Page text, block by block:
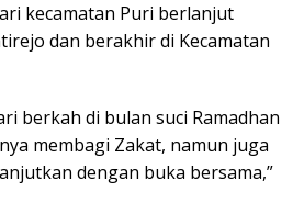
kecamatan Puri berlanjut
dan berakhir di Kecamatan
berkah di bulan suci Ramadhan
membagi Zakat, namun juga
dengan buka bersama,”